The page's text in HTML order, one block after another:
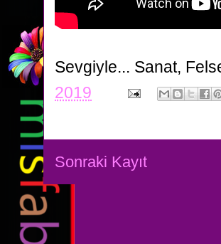
Sevgiyle... Sanat,
2019
Sonraki Kayıt